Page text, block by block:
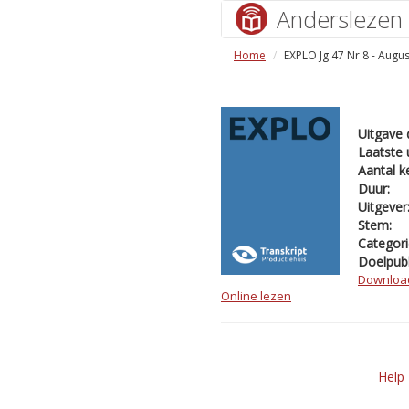
Anderslezen
Home EXPLO Jg 47 Nr 8 -
Uitgave
Laatste
Aantal
Duur:
Uitgever:
Stem:
Online lezen
Help